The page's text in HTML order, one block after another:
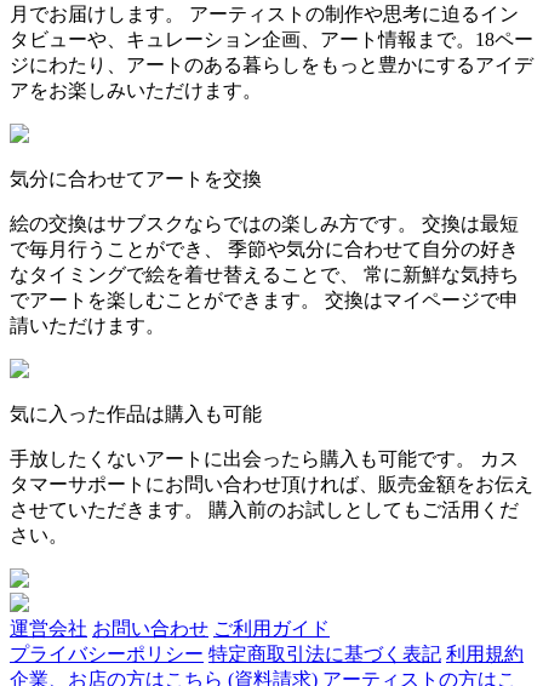
月でお届けします。 アーティストの制作や思考に迫るイン
タビューや、キュレーション企画、アート情報まで。18ペー
ジにわたり、アートのある暮らしをもっと豊かにするアイデ
アをお楽しみいただけます。
気分に合わせてアートを交換
絵の交換はサブスクならではの楽しみ方です。 交換は最短
で毎月行うことができ、 季節や気分に合わせて自分の好き
なタイミングで絵を着せ替えることで、 常に新鮮な気持ち
でアートを楽しむことができます。 交換はマイページで申
請いただけます。
気に入った作品は購入も可能
手放したくないアートに出会ったら購入も可能です。 カス
タマーサポートにお問い合わせ頂ければ、販売金額をお伝え
させていただきます。 購入前のお試しとしてもご活用くだ
さい。
運営会社 お問い合わせ ご利用ガイド
プライバシーポリシー 特定商取引法に基づく表記 利用規約
企業、お店の方はこちら (資料請求) アーティストの方はこ